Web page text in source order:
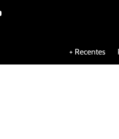
+ Recentes